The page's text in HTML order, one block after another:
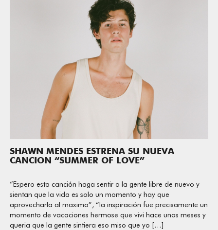
SHAWN MENDES ESTRENA SU NUEVA
CANCION “SUMMER OF LOVE”
“Espero esta canción haga sentir a la gente libre de nuevo y
sientan que la vida es solo un momento y hay que
aprovecharla al maximo”, “la inspiración fue precisamente un
momento de vacaciones hermose que vivi hace unos meses y
queria que la gente sintiera eso miso que yo […]